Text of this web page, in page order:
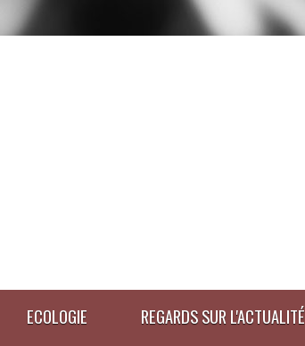
ECOLOGIE REGARDS SUR L'ACTUALITÉ